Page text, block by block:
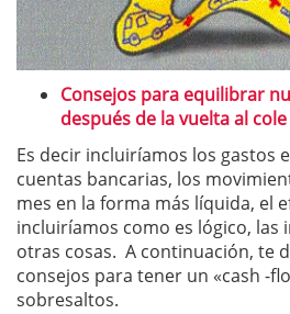
Consejos para equilibrar
después de la vuelta al cole
Es decir incluiríamos los gastos
cuentas bancarias, los
mes en la forma más líquida, el
incluiríamos como es lógico, las
otras cosas. A continuación, te
consejos para tener un «cash -
sobresaltos.